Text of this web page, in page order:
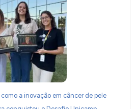
a inovação em câncer de pele